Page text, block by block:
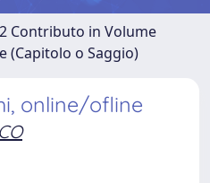
2 Contributo in Volume
(Capitolo o Saggio)
online/ofline